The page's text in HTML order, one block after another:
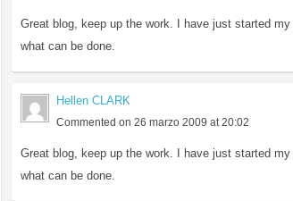
Great blog, keep up the work. I have just started
what can be done.
Hellen CLARK
Commented on 26 marzo 2009 at 20:02
Great blog, keep up the work. I have just started
what can be done.